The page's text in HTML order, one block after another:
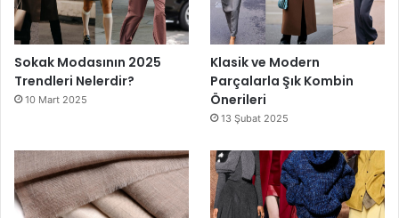
Sokak Modasının 2025
Trendleri Nelerdir?
10 Mart 2025
Klasik ve Modern
Parçalarla Şık Kombin
Önerileri
13 Şubat 2025